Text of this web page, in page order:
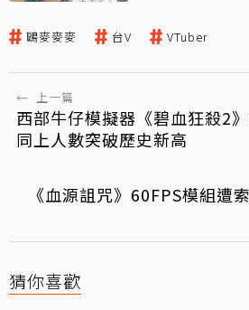
鷗麥麥麥 台V VTuber
← 上一篇
西部牛仔模擬器《碧血狂殺2
同上人數突破歷史新高
《血源詛咒》60FPS模組遭
猜你喜歡